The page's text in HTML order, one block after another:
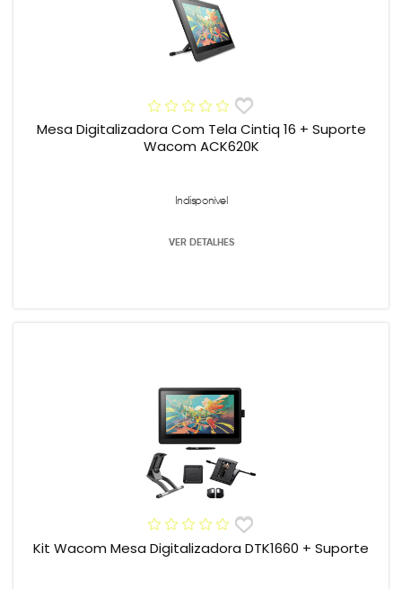
Mesa Digitalizadora Com Tela Cintiq 16 + Suporte
Wacom ACK620K
Indisponível
VER DETALHES
Kit Wacom Mesa Digitalizadora DTK1660 + Suporte